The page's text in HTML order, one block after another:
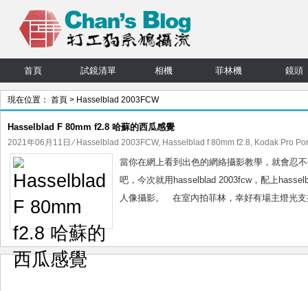
首頁 試鏡清單 相機 菲林機 鏡頭
現在位置： 首頁 > Hasselblad 2003FCW
Hasselblad F 80mm f2.8 哈蘇的西瓜感覺
2021年06月11日 ⁄ Hasselblad 2003FCW, Hasselblad f 80mm f2.8, Kodak Pro
當你在網上看到出色的網絡攝影教學，就會忍
吧，今次就用hasselblad 2003fcw，配上
人像攝影。 在室內拍菲林，幸好有場主燈光